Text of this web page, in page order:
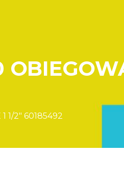
1/2″ 60185492